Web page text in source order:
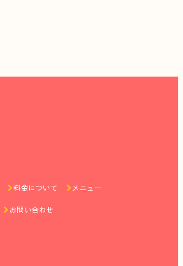
料金について メニュー
お問い合わせ